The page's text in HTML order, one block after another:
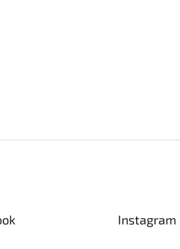
Instagram